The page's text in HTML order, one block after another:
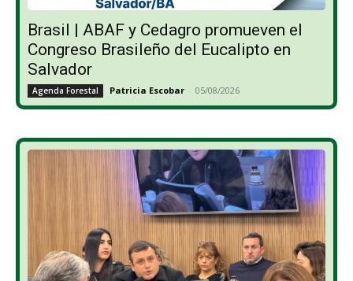
Brasil | ABAF y Cedagro promueven el
Congreso Brasileño del Eucalipto en
Salvador
Agenda Forestal Patricia Escobar - 05/08/2026